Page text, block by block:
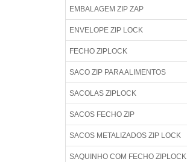
EMBALAGEM ZIP ZAP
ENVELOPE ZIP LOCK
FECHO ZIPLOCK
SACO ZIP PARA ALIMENTOS
SACOLAS ZIPLOCK
SACOS FECHO ZIP
SACOS METALIZADOS ZIP LOCK
SAQUINHO COM FECHO ZIPLOCK